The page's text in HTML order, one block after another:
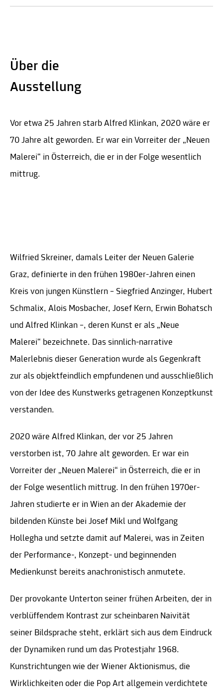
Über die
Ausstellung
Vor etwa 25 Jahren starb Alfred Klinkan, 2020 wäre er
70 Jahre alt geworden. Er war ein Vorreiter der „Neuen
Malerei“ in Österreich, die er in der Folge wesentlich
mittrug.
Wilfried Skreiner, damals Leiter der Neuen Galerie
Graz, definierte in den frühen 1980er-Jahren einen
Kreis von jungen Künstlern – Siegfried Anzinger, Hubert
Schmalix, Alois Mosbacher, Josef Kern, Erwin Bohatsch
und Alfred Klinkan –, deren Kunst er als „Neue
Malerei“ bezeichnete. Das sinnlich-narrative
Malerlebnis dieser Generation wurde als Gegenkraft
zur als objektfeindlich empfundenen und ausschließlich
von der Idee des Kunstwerks getragenen Konzeptkunst
verstanden.
2020 wäre Alfred Klinkan, der vor 25 Jahren
verstorben ist, 70 Jahre alt geworden. Er war ein
Vorreiter der „Neuen Malerei“ in Österreich, die er in
der Folge wesentlich mittrug. In den frühen 1970er-
Jahren studierte er in Wien an der Akademie der
bildenden Künste bei Josef Mikl und Wolfgang
Hollegha und setzte damit auf Malerei, was in Zeiten
der Performance-, Konzept- und beginnenden
Medienkunst bereits anachronistisch anmutete.
Der provokante Unterton seiner frühen Arbeiten, der in
verblüffendem Kontrast zur scheinbaren Naivität
seiner Bildsprache steht, erklärt sich aus dem Eindruck
der Dynamiken rund um das Protestjahr 1968.
Kunstrichtungen wie der Wiener Aktionismus, die
Wirklichkeiten oder die Pop Art allgemein verdichtete